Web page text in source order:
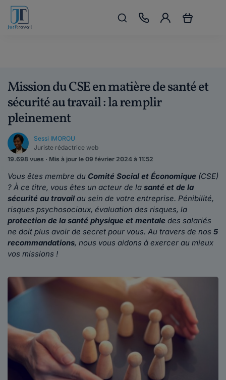
Mission du CSE en matière de santé et
sécurité au travail : la remplir
pleinement
Sessi IMOROU
Juriste rédactrice web
19.698 vues · Mis à jour le 09 février 2024 à 11:52
Vous êtes membre du Comité Social et Économique (CSE)
? À ce titre, vous êtes un acteur de la santé et de la
sécurité au travail au sein de votre entreprise. Pénibilité,
risques psychosociaux, évaluation des risques, la
protection de la santé physique et mentale des salariés
ne doit plus avoir de secret pour vous. Au travers de nos 5
recommandations, nous vous aidons à exercer au mieux
vos missions !